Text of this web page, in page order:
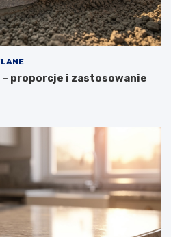
proporcje i zastosowanie